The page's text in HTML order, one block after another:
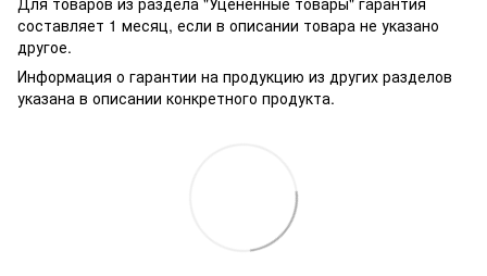
составляет 1 месяц, если в описании товара не указано
другое.
Информация о гарантии на продукцию из других разделов
указана в описании конкретного продукта.